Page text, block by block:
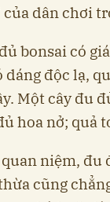
của dân chơi
bonsai có
dáng độc lạ,
Một cây đu
hoa nở; quả
niệm, đu
cũng